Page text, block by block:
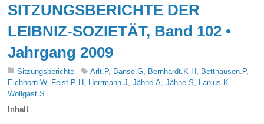
SITZUNGSBERICHTE DER
LEIBNIZ-SOZIETÄT, Band 102 •
Jahrgang 2009
Sitzungsberichte Arlt.P, Banse.G Bernhardt.K-H Betthausen.P,
Eichhorn.W, Feist.P-H Herrmann.J ,Jähne.A ,Jähne.S Lanius.K
Wollgast.S
Inhalt